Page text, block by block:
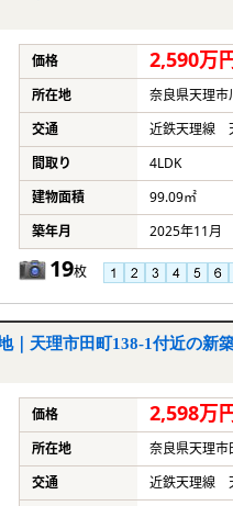
価格 2,590万
所在地
奈良県天理
交通
近鉄天理線
間取り
4LDK
建物面積
99.09㎡
築年月
2025年11月
19枚
天理市田町138-1付近の新
価格 2,598万
所在地
奈良県天理
交通
近鉄天理線